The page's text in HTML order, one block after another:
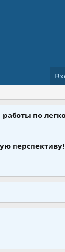
работы по
перспективу!